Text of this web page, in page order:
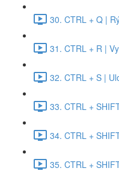
30. CTRL + Q |
31. CTRL + R |
32. CTRL + S |
33. CTRL +
34. CTRL +
35. CTRL +